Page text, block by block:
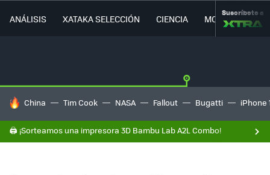
ANÁLISIS XATAKA SELECCIÓN CIENCIA MOVILIDAD
Suscríbete a
HOY SE HABLA DE
China Tim Cook NASA Fallout Bugatti iPhone
🖨️ ¡Sorteamos una impresora 3D Bambu Lab A2L Combo!